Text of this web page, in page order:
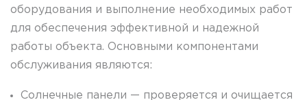
оборудования и выполнение необходимых работ
для обеспечения эффективной и надежной
работы объекта. Основными компонентами
обслуживания являются:
Солнечные панели — проверяется и очищается